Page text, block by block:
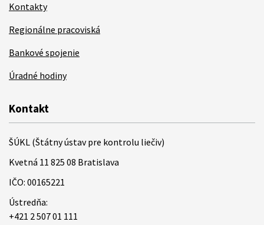
Kontakty
Regionálne pracoviská
Bankové spojenie
Úradné hodiny
Kontakt
ŠÚKL (Štátny ústav pre kontrolu liečiv)
Kvetná 11 825 08 Bratislava
IČO: 00165221
Ústredňa:
+421 2 507 01 111